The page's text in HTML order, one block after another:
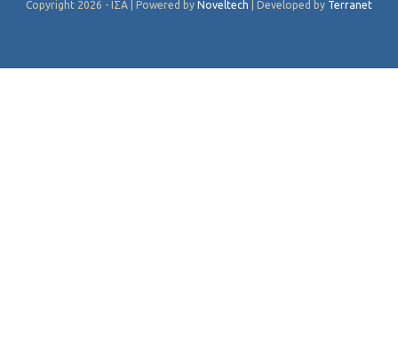
Copyright 2026 - ΙΣΑ | Powered by Noveltech | Developed by Terranet